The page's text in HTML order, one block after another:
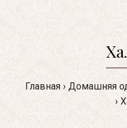
Главная
Домашняя